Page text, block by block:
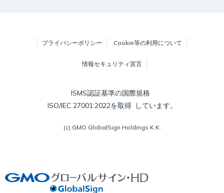
プライバシーポリシー Cookie等の利用について
情報セキュリティ宣言
ISMS認証基準の国際規格
ISO/IEC 27001:2022を取得しています。
(c) GMO GlobalSign Holdings K.K.